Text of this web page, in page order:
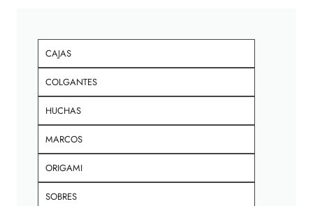
CAJAS
COLGANTES
HUCHAS
MARCOS
ORIGAMI
SOBRES